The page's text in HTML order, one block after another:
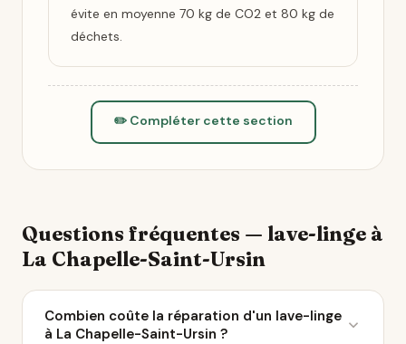
évite en moyenne 70 kg de CO2 et 80 kg de
déchets.
✏️ Compléter cette section
Questions fréquentes — lave-linge à
La Chapelle-Saint-Ursin
Combien coûte la réparation d'un lave-linge
à La Chapelle-Saint-Ursin ?